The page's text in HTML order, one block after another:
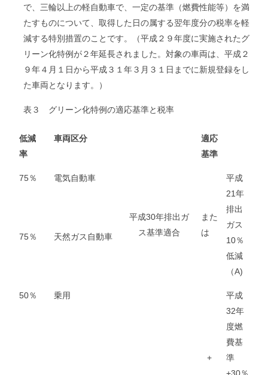
で、三輪以上の軽自動車で、一定の基準（燃費性能等）を満
たすものについて、取得した日の属する翌年度分の税率を軽
減する特別措置のことです。（平成２９年度に実施されたグ
リーン化特例が２年延長されました。対象の車両は、平成２
９年４月１日から平成３１年３月３１日までに新規登録をし
た車両となります。）
表３ グリーン化特例の適応基準と税率
低減
率
車両区分
適応
基準
75％ 電気自動車
平成30年排出ガ
ス基準適合
また
は
平成
21年
排出
ガス
10％
低減
（A)
75％ 天然ガス自動車
50％ 乗用
+
平成
32年
度燃
費基
準
+30％